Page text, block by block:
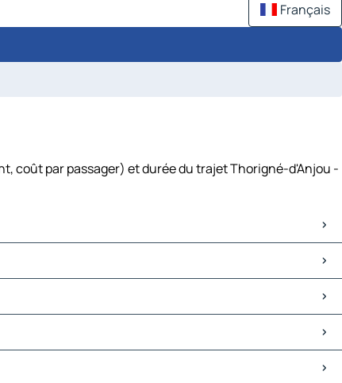
Français
coût par passager) et durée du trajet Thorigné-d'Anjou -